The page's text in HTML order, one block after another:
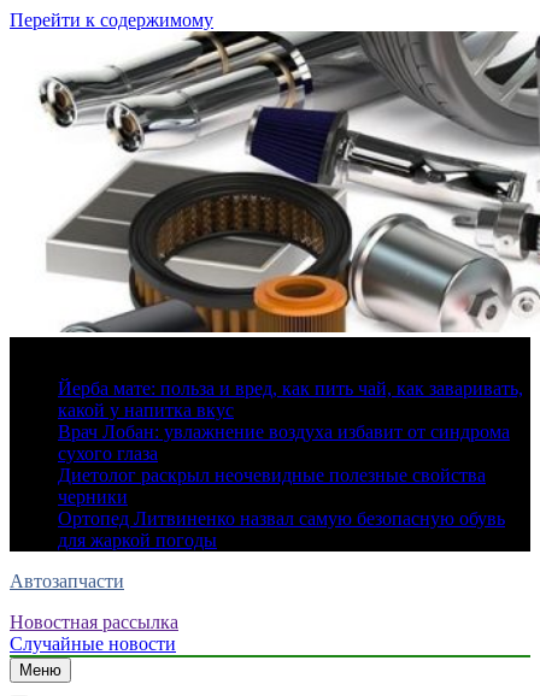
Перейти к содержимому
Йерба мате: польза и вред, как пить чай, как заваривать,
какой у напитка вкус
Врач Лобан: увлажнение воздуха избавит от синдрома
сухого глаза
Диетолог раскрыл неочевидные полезные свойства
черники
Ортопед Литвиненко назвал самую безопасную обувь
для жаркой погоды
Автозапчасти
Новостная рассылка
Случайные новости
Меню